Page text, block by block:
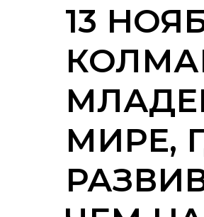
13
МИРЕ,